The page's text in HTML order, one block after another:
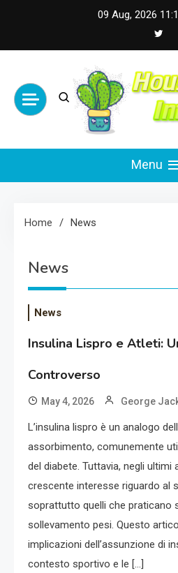
09 Aug, 2026
Housing
Menu
Home News
News
News
Insulina Lispro e Atleti:
Controverso
May 4, 2026 George
L’insulina lispro è un analogo
assorbimento, comunemente
del diabete. Tuttavia, negli ultimi
crescente interesse riguardo al
soprattutto quelli che praticano
sollevamento pesi. Questo
implicazioni dell’assunzione di
contesto sportivo e le […]